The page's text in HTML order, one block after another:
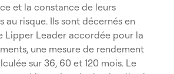
et la constance de leurs
au risque. Ils sont décernés en
Lipper Leader accordée pour la
une mesure de rendement
sur 36, 60 et 120 mois. Le